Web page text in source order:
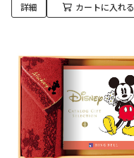
詳細 カートに入れる